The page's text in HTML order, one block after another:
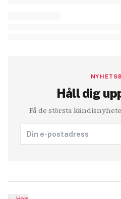
Håll dig
Få de största